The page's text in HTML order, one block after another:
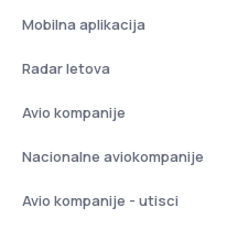
Mobilna aplikacija
Radar letova
Avio kompanije
Nacionalne aviokompanije
Avio kompanije - utisci